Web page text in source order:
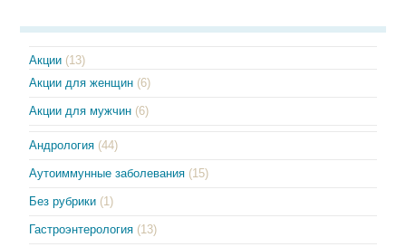
Акции (13)
Акции для женщин (6)
Акции для мужчин (6)
Андрология (44)
Аутоиммунные заболевания (15)
Без рубрики (1)
Гастроэнтерология (13)